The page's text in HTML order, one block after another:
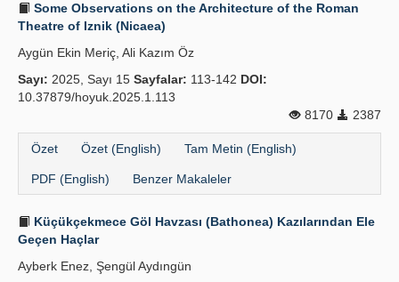
Some Observations on the Architecture of the Roman
Theatre of Iznik (Nicaea)
Aygün Ekin Meriç, Ali Kazım Öz
Sayı: 2025, Sayı 15 Sayfalar: 113-142 DOI:
10.37879/hoyuk.2025.1.113
8170
2387
Özet Özet (English) Tam Metin (English)
PDF (English) Benzer Makaleler
Küçükçekmece Göl Havzası (Bathonea) Kazılarından Ele
Geçen Haçlar
Ayberk Enez, Şengül Aydıngün